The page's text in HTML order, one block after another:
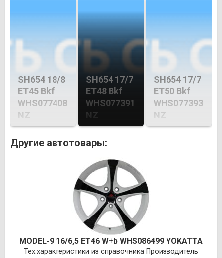
SH654 18/8
ET45 Bkf
WHS077408
NZ
SH654 17/7
ET48 Bkf
WHS077391
NZ
SH654 17/7
ET50 Bkf
WHS077393
NZ
Другие автотовары:
MODEL-9 16/6,5 ET46 W+b WHS086499 YOKATTA
Тех.характеристики из справочника Производитель